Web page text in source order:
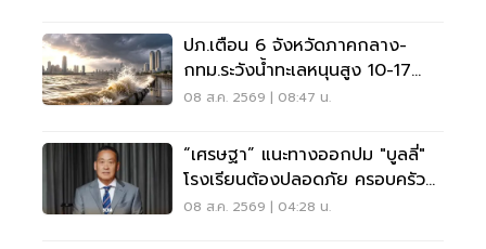
ปภ.เตือน 6 จังหวัดภาคกลาง-
กทม.ระวังน้ำทะเลหนุนสูง 10-17
ส.ค.69
08 ส.ค. 2569 | 08:47 น.
“เศรษฐา” แนะทางออกปม "บูลลี่"
โรงเรียนต้องปลอดภัย ครอบครัว
ต้องรับฟัง
08 ส.ค. 2569 | 04:28 น.